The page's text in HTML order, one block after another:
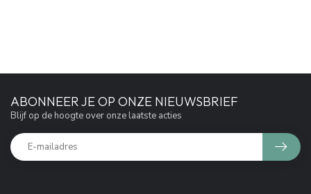
ABONNEER JE OP ONZE NIEUWSBRIEF
Blijf op de hoogte over onze laatste acties